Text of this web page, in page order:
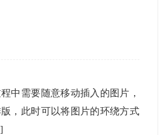
中需要随意移动插入的图片，
，此时可以将图片的环绕方式